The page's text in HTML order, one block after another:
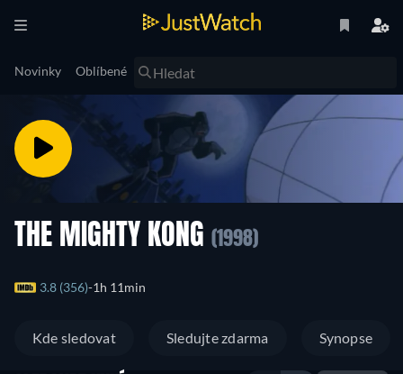
Novinky Oblíbené
THE MIGHTY KONG (1998)
3.8 (356) 1h 11min
Kde sledovat Sledujte zdarma Synopse